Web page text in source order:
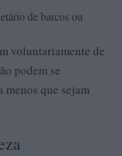
de barcos ou
voluntariamente de
podem se
que sejam